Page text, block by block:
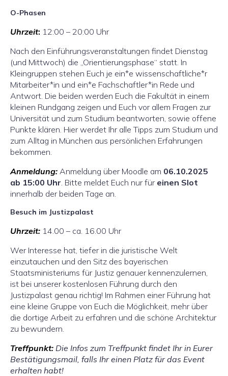
O-Phasen
Uhrzeit: 12:00 – 20:00 Uhr
Nach den Einführungsveranstaltungen findet Dienstag
(und Mittwoch) die „Orientierungsphase“ statt. In
Kleingruppen stehen Euch je ein*e wissenschaftliche*r
Mitarbeiter*in und ein*e Fachschaftler*in Rede und
Antwort. Die beiden werden Euch die Fakultät in einem
kleinen Rundgang zeigen und Euch vor allem Fragen zur
Universität und zum Studium beantworten, sowie offene
Punkte klären. Hier werdet Ihr alle Tipps zum Studium und
zum Alltag in München aus persönlichen Erfahrungen
bekommen.
Anmeldung: Anmeldung über Moodle am 06.10.2025
ab 15:00 Uhr . Bitte meldet Euch nur für einen Slot
innerhalb der beiden Tage an.
Besuch im Justizpalast
Uhrzeit: 14.00 – ca. 16.00 Uhr
Wer Interesse hat, tiefer in die juristische Welt
einzutauchen und den Sitz des bayerischen
Staatsministeriums für Justiz genauer kennenzulernen,
ist bei unserer kostenlosen Führung durch den
Justizpalast genau richtig! Im Rahmen einer Führung hat
eine kleine Gruppe von Euch die Möglichkeit, mehr über
die dortige Arbeit zu erfahren und die schöne Architektur
zu bewundern.
Treffpunkt: Die Infos zum Treffpunkt findet Ihr in Eurer
Bestätigungsmail, falls Ihr einen Platz für das Event
erhalten habt!